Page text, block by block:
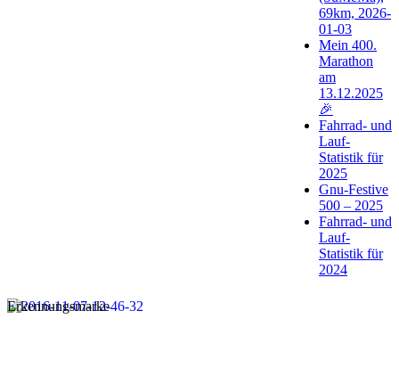
Erkennungsmarke
69km, 2026-
01-03
Mein 400.
Marathon
am
13.12.2025
🎉
Fahrrad- und
Lauf-
Statistik für
2025
Gnu-Festive
500 – 2025
Fahrrad- und
Lauf-
Statistik für
2024